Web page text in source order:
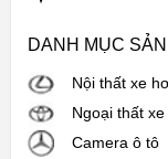
DANH MỤC
Nội thất xe
Ngoại thất
Camera ô tô